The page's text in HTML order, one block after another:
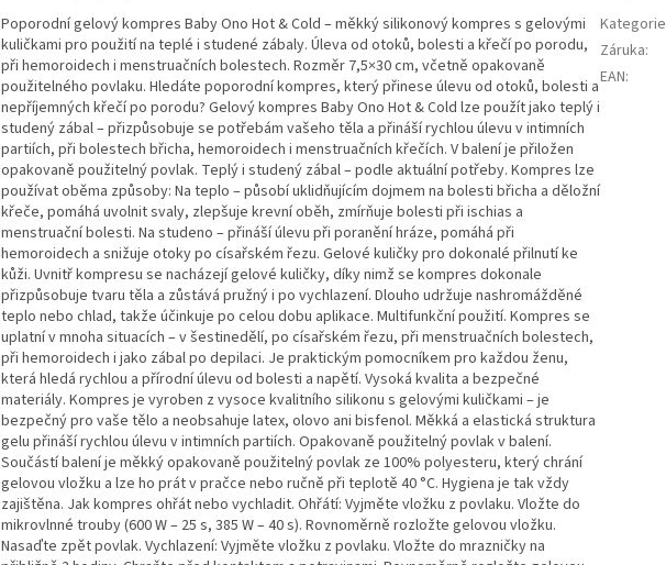
Poporodní gelový kompres Baby Ono Hot & Cold – měkký silikonový kompres s gelovými
kuličkami pro použití na teplé i studené zábaly. Úleva od otoků, bolesti a křečí po porodu,
při hemoroidech i menstruačních bolestech. Rozměr 7,5×30 cm, včetně opakovaně
použitelného povlaku. Hledáte poporodní kompres, který přinese úlevu od otoků, bolesti a
nepříjemných křečí po porodu? Gelový kompres Baby Ono Hot & Cold lze použít jako teplý i
studený zábal – přizpůsobuje se potřebám vašeho těla a přináší rychlou úlevu v intimních
partiích, při bolestech břicha, hemoroidech i menstruačních křečích. V balení je přiložen
opakovaně použitelný povlak. Teplý i studený zábal – podle aktuální potřeby. Kompres lze
používat oběma způsoby: Na teplo – působí uklidňujícím dojmem na bolesti břicha a děložní
křeče, pomáhá uvolnit svaly, zlepšuje krevní oběh, zmírňuje bolesti při ischias a
menstruační bolesti. Na studeno – přináší úlevu při poranění hráze, pomáhá při
hemoroidech a snižuje otoky po císařském řezu. Gelové kuličky pro dokonalé přilnutí ke
kůži. Uvnitř kompresu se nacházejí gelové kuličky, díky nimž se kompres dokonale
přizpůsobuje tvaru těla a zůstává pružný i po vychlazení. Dlouho udržuje nashromážděné
teplo nebo chlad, takže účinkuje po celou dobu aplikace. Multifunkční použití. Kompres se
uplatní v mnoha situacích – v šestinedělí, po císařském řezu, při menstruačních bolestech,
při hemoroidech i jako zábal po depilaci. Je praktickým pomocníkem pro každou ženu,
která hledá rychlou a přírodní úlevu od bolesti a napětí. Vysoká kvalita a bezpečné
materiály. Kompres je vyroben z vysoce kvalitního silikonu s gelovými kuličkami – je
bezpečný pro vaše tělo a neobsahuje latex, olovo ani bisfenol. Měkká a elastická struktura
gelu přináší rychlou úlevu v intimních partiích. Opakovaně použitelný povlak v balení.
Součástí balení je měkký opakovaně použitelný povlak ze 100% polyesteru, který chrání
gelovou vložku a lze ho prát v pračce nebo ručně při teplotě 40 °C. Hygiena je tak vždy
zajištěna. Jak kompres ohřát nebo vychladit. Ohřátí: Vyjměte vložku z povlaku. Vložte do
mikrovlnné trouby (600 W – 25 s, 385 W – 40 s). Rovnoměrně rozložte gelovou vložku.
Nasaďte zpět povlak. Vychlazení: Vyjměte vložku z povlaku. Vložte do mrazničky na
Kategorie
Záruka:
EAN: